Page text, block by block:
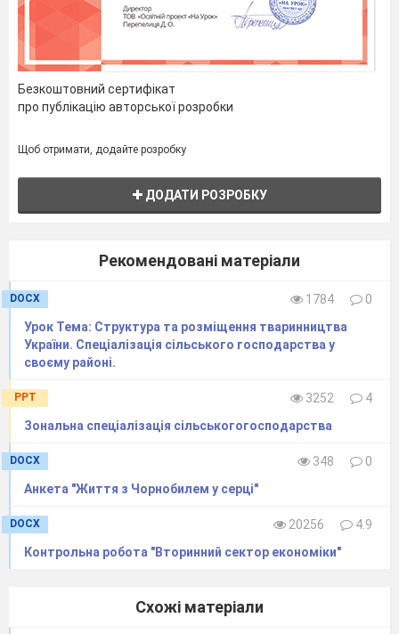
Безкоштовний сертифікат
про публікацію авторської розробки
Щоб отримати, додайте розробку
ДОДАТИ РОЗРОБКУ
Рекомендовані матеріали
DOCX 1784
0
Урок Тема: Структура та розміщення тваринництва
України. Спеціалізація сільського господарства у
своєму районі.
PPT 3252
4
Зональна спеціалізація сільськогогосподарства
DOCX 348
0
Анкета "Життя з Чорнобилем у серці"
DOCX 20256
4.9
Контрольна робота "Вторинний сектор економіки"
Схожі матеріали